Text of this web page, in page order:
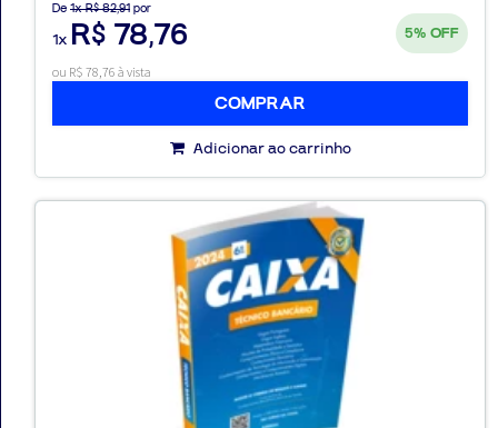
De 1x R$ 82,91 por
1x R$ 78,76 5% OFF
ou R$ 78,76 à vista
COMPRAR
Adicionar ao carrinho